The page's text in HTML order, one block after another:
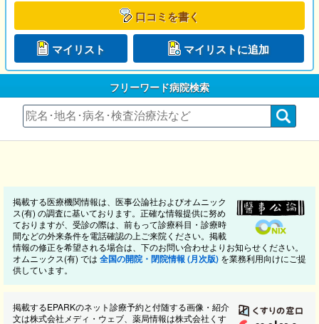
口コミを書く
マイリスト マイリストに追加
フリーワード病院検索
掲載する医療機関情報は、医事公論社およびオムニック
ス(有) の調査に基いております。正確な情報提供に努め
ておりますが、受診の際は、前もって診療科目・診療時
間などの外来条件を電話確認の上ご来院ください。掲載
情報の修正を希望される場合は、下のお問い合わせよりお知らせください。
オムニックス(有) では 全国の開院・閉院情報 (月次版) を業務利用向けにご提
供しています。
掲載するEPARKのネット診療予約と付随する画像・紹介
文は株式会社メディ・ウェブ、薬局情報は株式会社くす